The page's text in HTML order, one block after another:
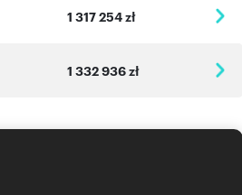
1 317 254 zł
1 332 936 zł